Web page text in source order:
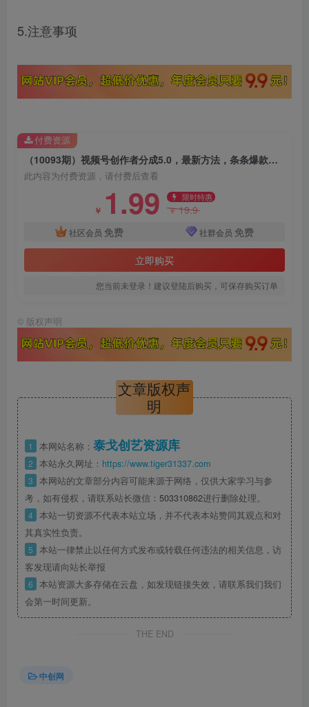
5.注意事项
（10093期）视频号创作者分成5.0，最新方法，条条爆款，简单无脑，单日变现1000+
此内容为付费资源，请付费后查看
￥ 1.99 限时特惠
￥19.9
社区会员 免费 社群会员 免费
立即购买
您当前未登录！建议登陆后购买，可保存购买订单
付费资源
© 版权声明
文章版权声
明
1 本网站名称： 泰戈创艺资源库
2 本站永久网址： https://www.tiger31337.com
3 本网站的文章部分内容可能来源于网络，仅供大家学习与参
考，如有侵权，请联系站长微信： 503310862进行删除处理。
4 本站一切资源不代表本站立场，并不代表本站赞同其观点和对
其真实性负责。
5 本站一律禁止以任何方式发布或转载任何违法的相关信息，访
客发现请向站长举报
6 本站资源大多存储在云盘，如发现链接失效，请联系我们我们
会第一时间更新。
THE END
中创网